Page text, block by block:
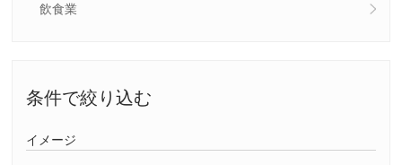
飲食業
条件で絞り込む
イメージ